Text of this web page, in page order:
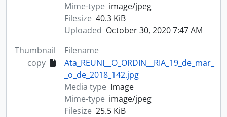
Mime-type image/jpeg
Filesize 40.3 KiB
Uploaded October 30, 2020 7:47 AM
Thumbnail
copy
Filename
Ata_REUNI__O_ORDIN__RIA_19_de_mar_
_o_de_2018_142.jpg
Media type Image
Mime-type image/jpeg
Filesize 25.5 KiB